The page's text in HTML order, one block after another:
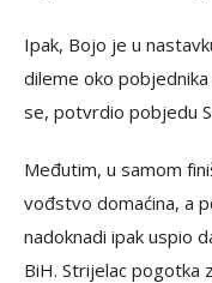
Ipak, Bojo je u
dileme oko
se, potvrdio pobjedu
Međutim, u samom
vođstvo domaćina, a
nadoknadi ipak uspio
BiH. Strijelac pogotka